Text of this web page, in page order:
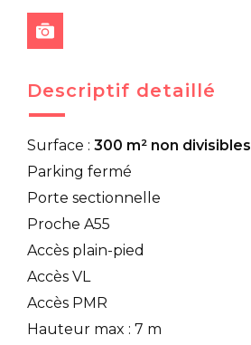
Descriptif detaillé
Surface : 300 m² non divisibles
Parking fermé
Porte sectionnelle
Proche A55
Accès plain-pied
Accès VL
Accès PMR
Hauteur max : 7 m